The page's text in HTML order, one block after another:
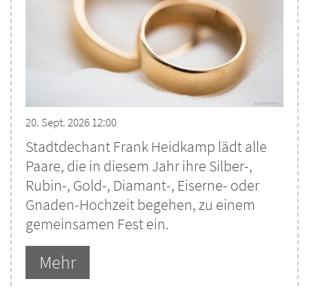
20. Sept. 2026 12:00
Stadtdechant Frank Heidkamp lädt alle
Paare, die in diesem Jahr ihre Silber-,
Rubin-, Gold-, Diamant-, Eiserne- oder
Gnaden-Hochzeit begehen, zu einem
gemeinsamen Fest ein.
Mehr